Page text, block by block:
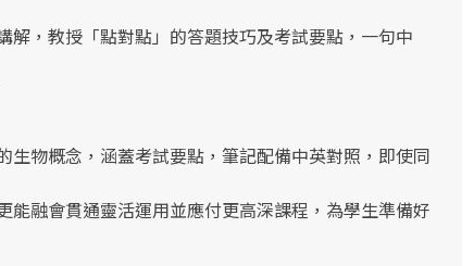
解， 教授「點對點」的答題技巧及考試要點 ，一句中
生物概念，涵蓋考試要點 ，筆記配備中英對照，即使同
融會貫通靈活運用並應付更高深課程， 為學生準備好